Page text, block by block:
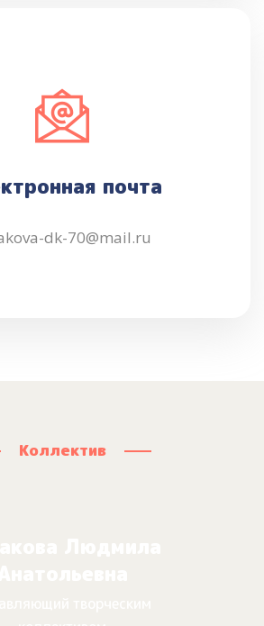
почта
dk-70@mail.ru
Коллектив